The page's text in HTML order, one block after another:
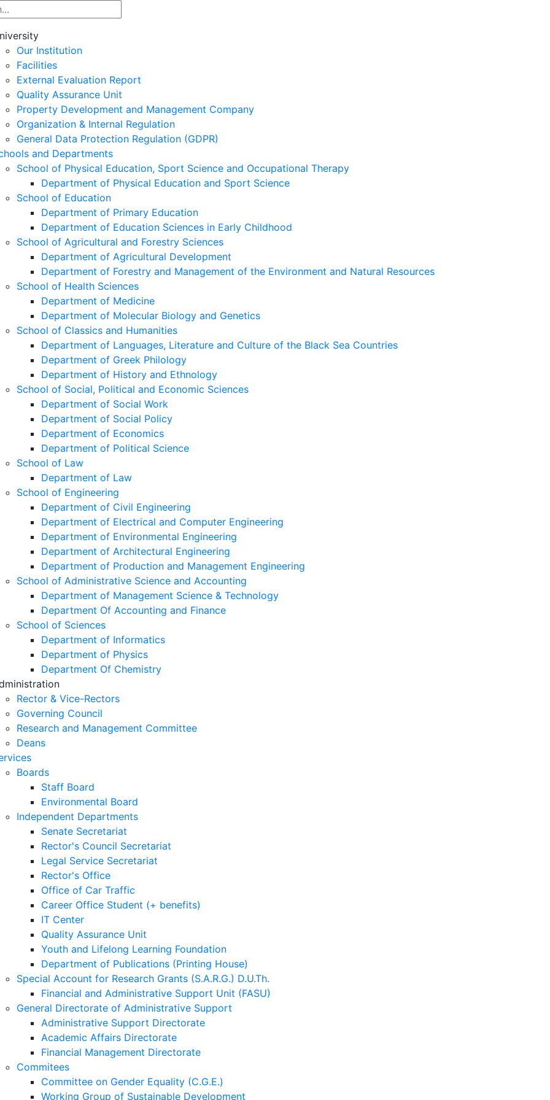
Our Institution
Facilities
External Evaluation Report
Quality Assurance Unit
Property Development and Management Company
Organization & Internal Regulation
General Data Protection Regulation (GDPR)
and Departments
School of Physical Education, Sport Science and Occupational Therapy
Department of Physical Education and Sport Science
School of Education
Department of Primary Education
Department of Education Sciences in Early Childhood
School of Agricultural and Forestry Sciences
Department of Agricultural Development
Department of Forestry and Management of the Environment and Natural Resources
School of Health Sciences
Department of Medicine
Department of Molecular Biology and Genetics
School of Classics and Humanities
Department of Languages, Literature and Culture of the Black Sea Countries
Department of Greek Philology
Department of History and Ethnology
School of Social, Political and Economic Sciences
Department of Social Work
Department of Social Policy
Department of Economics
Department of Political Science
School of Law
Department of Law
School of Engineering
Department of Civil Engineering
Department of Electrical and Computer Engineering
Department of Environmental Engineering
Department of Architectural Engineering
Department of Production and Management Engineering
School of Administrative Science and Accounting
Department of Management Science & Technology
Department Of Accounting and Finance
School of Sciences
Department of Informatics
Department of Physics
Department Of Chemistry
Rector & Vice-Rectors
Governing Council
Research and Management Committee
Deans
Boards
Staff Board
Environmental Board
Independent Departments
Senate Secretariat
Rector's Council Secretariat
Legal Service Secretariat
Rector's Office
Office of Car Traffic
Career Office Student (+ benefits)
IT Center
Quality Assurance Unit
Youth and Lifelong Learning Foundation
Department of Publications (Printing House)
Special Account for Research Grants (S.A.R.G.) D.U.Th.
Financial and Administrative Support Unit (FASU)
General Directorate of Administrative Support
Administrative Support Directorate
Academic Affairs Directorate
Financial Management Directorate
Commitees
Committee on Gender Equality (C.G.E.)
Working Group of Sustainable Development